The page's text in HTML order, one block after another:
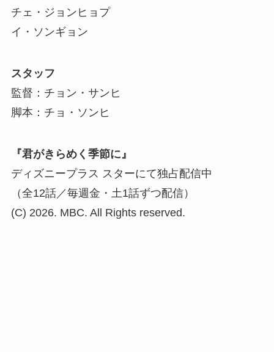
チェ・ジョンヒョプ
イ・ソンギョン
スタッフ
監督：チョン・サンヒ
脚本：チョ・ソンヒ
『君がきらめく季節に』
ディズニープラス スターにて独占配信中
（全12話／毎週金・土1話ずつ配信）
(C) 2026. MBC. All Rights reserved.